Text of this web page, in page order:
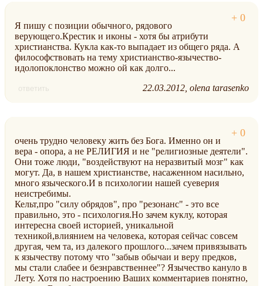
Я пишу с позиции обычного, рядового
верующего.Крестик и иконы - хотя бы атрибути
христианства. Кукла как-то выпадает из общего ряда. А
философствовать на тему христианство-язычество-
идолопоклонство можно ой как долго...
ответить 22.03.2012 olena tarasenko
очень трудно человеку жить без Бога. Именно он и
вера - опора, а не РЕЛИГИЯ и не "религиозные деятели".
Они тоже люди, "воздействуют на неразвитый мозг" как
могут. Да, в нашем христианстве, насаженном насильно,
много языческого.И в психологии нашей суеверия
неистребимы.
Кельт,про "силу обрядов", про "резонанс" - это все
правильно, это - психология.Но зачем куклу, которая
интересна своей историей, уникальной
техникой,влиянием на человека, которая сейчас совсем
другая, чем та, из далекого прошлого...зачем привязывать
к язычеству потому что "забыв обычаи и веру предков,
мы стали слабее и безнравственнее"? Язычество кануло в
Лету. Хотя по настроению Ваших комментариев понятно,